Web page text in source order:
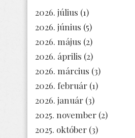
2026. július (1)
2026. június (5)
2026. május (2)
2026. április (2)
2026. március (3)
2026. február (1)
2026. január (3)
2025. november (2)
2025. október (3)